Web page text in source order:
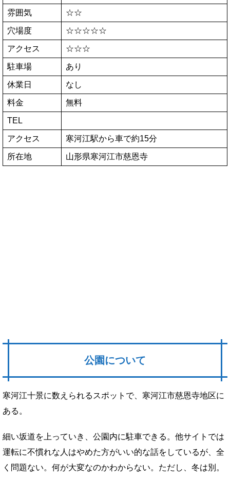
雰囲気 ☆☆
穴場度 ☆☆☆☆☆
アクセス ☆☆☆
駐車場 あり
休業日 なし
料金 無料
TEL
アクセス 寒河江駅から車で約15分
所在地 山形県寒河江市慈恩寺
公園について
寒河江十景に数えられるスポットで、寒河江市慈恩寺地区に
ある。
細い坂道を上っていき、公園内に駐車できる。他サイトでは
運転に不慣れな人はやめた方がいい的な話をしているが、全
く問題ない。何が大変なのかわからない。ただし、冬は別。